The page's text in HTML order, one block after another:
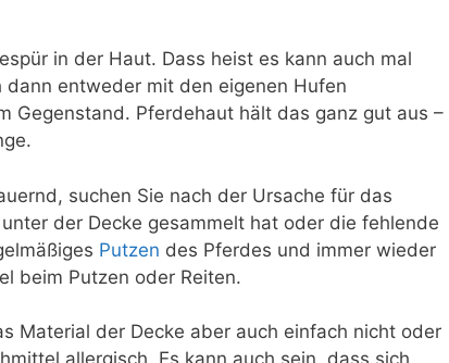
in der Haut. Dass heist es kann auch mal
entweder mit den eigenen Hufen
Gegenstand. Pferdehaut hält das ganz gut aus –
suchen Sie nach der Ursache für das
der Decke gesammelt hat oder die fehlende
Putzen des Pferdes und immer wieder
beim Putzen oder Reiten.
Material der Decke aber auch einfach nicht oder